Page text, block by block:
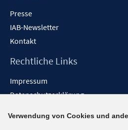
Presse
IAB-Newsletter
Kontakt
Rechtliche Links
Impressum
Datenschutzerklärung
Barrieren melden
Verwendung von Cookies und